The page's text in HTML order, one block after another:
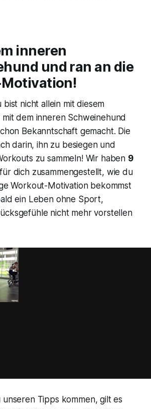
inneren
und ran an die
bist nicht allein mit diesem
dem inneren Schweinehund
Bekanntschaft gemacht. Die
darin, ihn zu besiegen und
zu sammeln! Wir haben 9
für dich zusammengestellt, wie du
Workout-Motivation bekommst
ein Leben ohne Sport,
nicht mehr vorstellen
unseren Tipps kommen, gilt es